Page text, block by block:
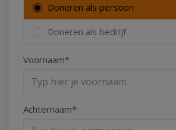
Doneren als persoon
Doneren als bedrijf
Voornaam*
Achternaam*